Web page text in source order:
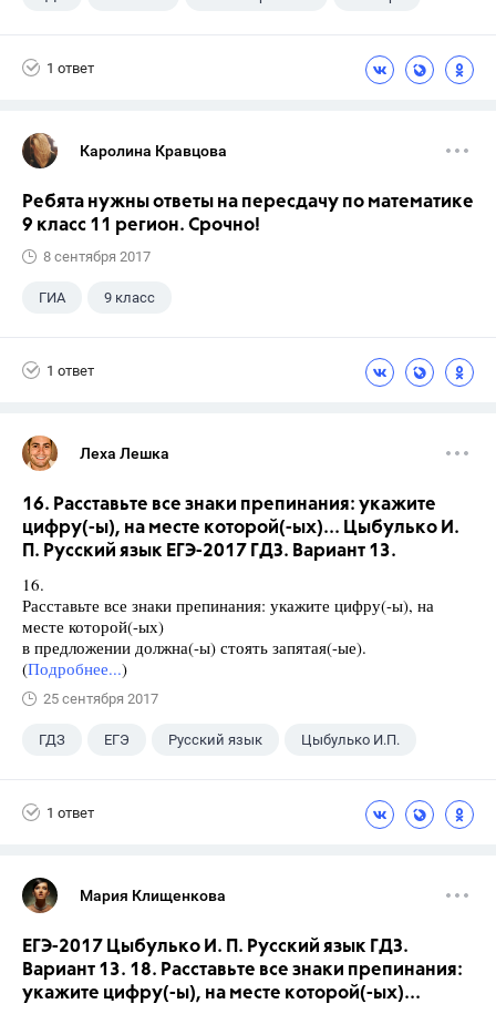
1 ответ
Каролина Кравцова
Ребята нужны ответы на пересдачу по математике
9 класс 11 регион. Срочно!
8 сентября 2017
ГИА 9 класс
1 ответ
Леха Лешка
16. Расставьте все знаки препинания: укажите
цифру(-ы), на месте которой(-ых)... Цыбулько И.
П. Русский язык ЕГЭ-2017 ГДЗ. Вариант 13.
16.
Расставьте все знаки препинания: укажите цифру(-ы), на
месте которой(-ых)
в предложении должна(-ы) стоять запятая(-ые).
(Подробнее...)
25 сентября 2017
ГДЗ ЕГЭ Русский язык Цыбулько И.П.
1 ответ
Мария Клищенкова
ЕГЭ-2017 Цыбулько И. П. Русский язык ГДЗ.
Вариант 13. 18. Расставьте все знаки препинания:
укажите цифру(-ы), на месте которой(-ых)...